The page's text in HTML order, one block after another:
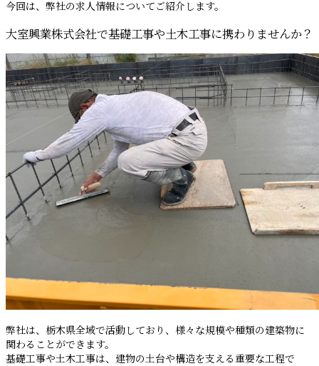
今回は、弊社の求人情報についてご紹介します。
大室興業株式会社で基礎工事や土木工事に携わりませんか？
弊社は、栃木県全域で活動しており、様々な規模や種類の建築物に
関わることができます。
基礎工事や土木工事は、建物の土台や構造を支える重要な工程で